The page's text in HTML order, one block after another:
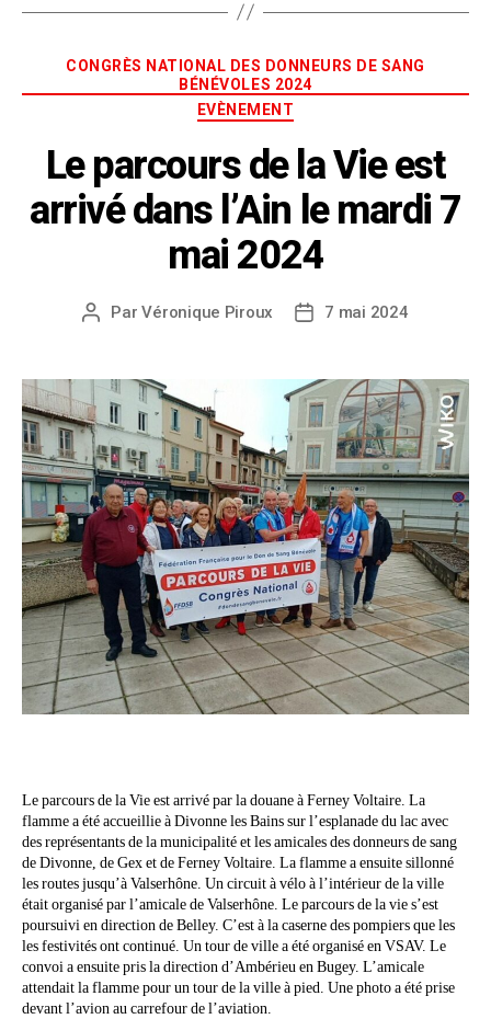
CONGRÈS NATIONAL DES DONNEURS DE SANG
BÉNÉVOLES 2024
EVÈNEMENT
Le parcours de la Vie est
arrivé dans l’Ain le mardi 7
mai 2024
ParVéronique Piroux 7 mai 2024
Le parcours de la Vie est arrivé par la douane à Ferney Voltaire. La
flamme a été accueillie à Divonne les Bains sur l’esplanade du lac avec
des représentants de la municipalité et les amicales des donneurs de sang
de Divonne, de Gex et de Ferney Voltaire. La flamme a ensuite sillonné
les routes jusqu’à Valserhône. Un circuit à vélo à l’intérieur de la ville
était organisé par l’amicale de Valserhône. Le parcours de la vie s’est
poursuivi en direction de Belley. C’est à la caserne des pompiers que les
les festivités ont continué. Un tour de ville a été organisé en VSAV. Le
convoi a ensuite pris la direction d’Ambérieu en Bugey. L’amicale
attendait la flamme pour un tour de la ville à pied. Une photo a été prise
devant l’avion au carrefour de l’aviation.